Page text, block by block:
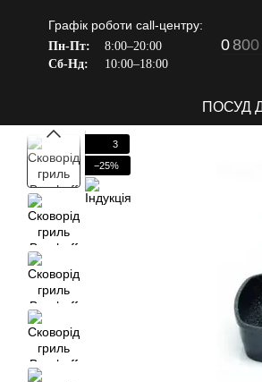
Графік роботи call-центру:
Пн-Пт:
8:00–20:00
Сб-Нд:
10:00–18:00
0800
ПОСУД
3
−25%